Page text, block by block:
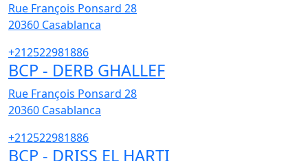
Rue François Ponsard 28
20360 Casablanca
+212522981886
BCP - DERB GHALLEF
Rue François Ponsard 28
20360 Casablanca
+212522981886
BCP - DRISS EL HARTI